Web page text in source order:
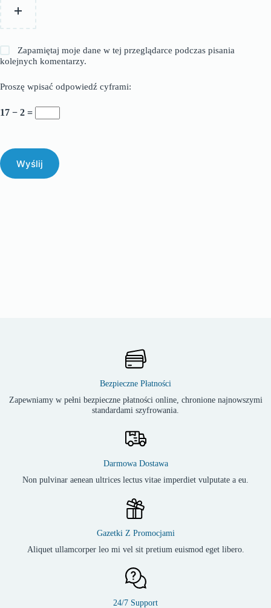
Zapamiętaj moje dane w tej przeglądarce podczas pisania
kolejnych komentarzy.
Proszę wpisać odpowiedź cyframi:
17 − 2 =
Wyślij
Bezpieczne Płatności
Zapewniamy w pełni bezpieczne płatności online, chronione najnowszymi
standardami szyfrowania.
Darmowa Dostawa
Non pulvinar aenean ultrices lectus vitae imperdiet vulputate a eu.
Gazetki Z Promocjami
Aliquet ullamcorper leo mi vel sit pretium euismod eget libero.
24/7 Support